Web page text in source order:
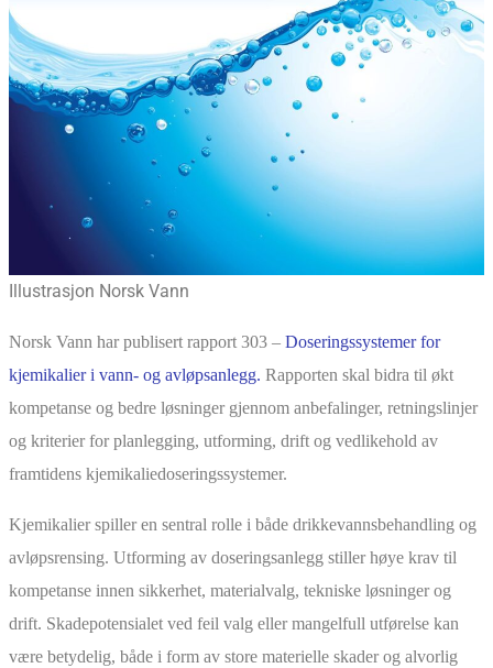
Illustrasjon Norsk Vann
Norsk Vann har publisert rapport 303 – Doseringssystemer for
kjemikalier i vann- og avløpsanlegg. Rapporten skal bidra til økt
kompetanse og bedre løsninger gjennom anbefalinger, retningslinjer
og kriterier for planlegging, utforming, drift og vedlikehold av
framtidens kjemikaliedoseringssystemer.
Kjemikalier spiller en sentral rolle i både drikkevannsbehandling og
avløpsrensing. Utforming av doseringsanlegg stiller høye krav til
kompetanse innen sikkerhet, materialvalg, tekniske løsninger og
drift. Skadepotensialet ved feil valg eller mangelfull utførelse kan
være betydelig, både i form av store materielle skader og alvorlig